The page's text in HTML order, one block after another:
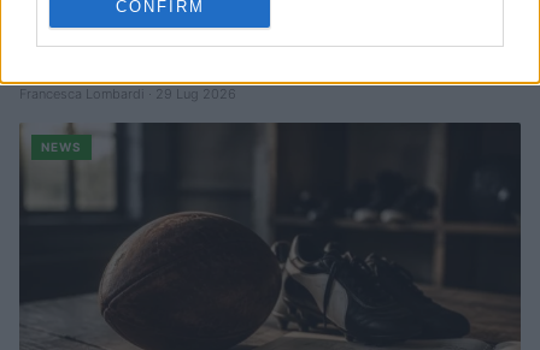
CONFIRM
CSI Bergamo: Tra Corsi, Eventi e Protezione dei Dati
Francesca Lombardi · 29 Lug 2026
NEWS